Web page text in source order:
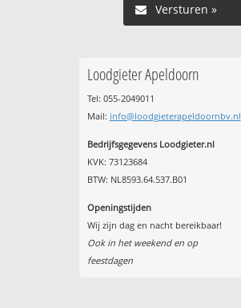
Versturen »
Loodgieter Apeldoorn
Tel: 055-2049011
Mail: info@loodgieterapeldoornbv.nl
Bedrijfsgegevens Loodgieter.nl
KVK: 73123684
BTW: NL8593.64.537.B01
Openingstijden
Wij zijn dag en nacht bereikbaar!
Ook in het weekend en op
feestdagen